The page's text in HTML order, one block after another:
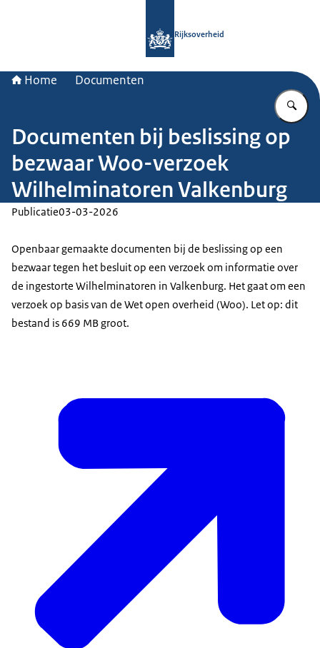
Rijksoverheid
Home Documenten
Documenten bij beslissing op
bezwaar Woo-verzoek
Wilhelminatoren Valkenburg
Publicatie03-03-2026
Openbaar gemaakte documenten bij de beslissing op een
bezwaar tegen het besluit op een verzoek om informatie over
de ingestorte Wilhelminatoren in Valkenburg. Het gaat om een
verzoek op basis van de Wet open overheid (Woo). Let op: dit
bestand is 669 MB groot.